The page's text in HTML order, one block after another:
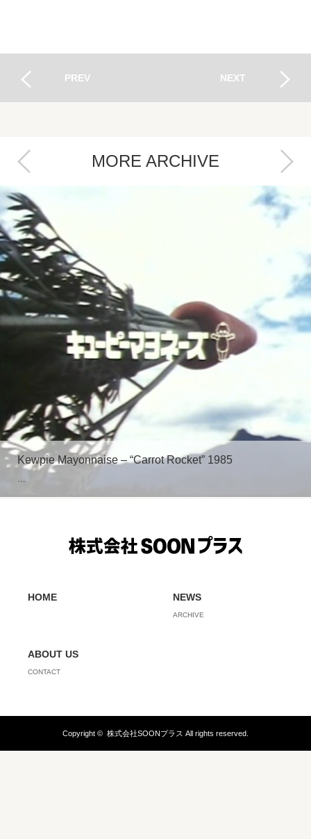
PREV NEXT
MORE ARCHIVE
Kewpie Mayonnaise – “Carrot Rocket” 1985
Next
HOME NEWS
ARCHIVE
ABOUT US
CONTACT
Copyright © 株式会社SOONプラス All rights reserved.